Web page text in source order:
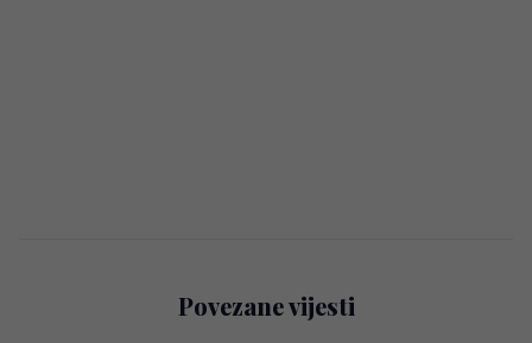
Povezane vijesti